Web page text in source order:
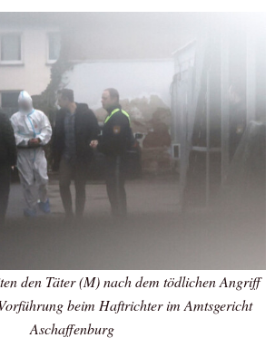
den Täter (M) nach dem tödlichen Angriff
beim Haftrichter im Amtsgericht
Aschaffenburg